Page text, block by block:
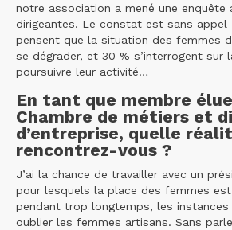
notre association a mené une enquête
dirigeantes. Le constat est sans appel
pensent que la situation des femmes
se dégrader, et 30 % s’interrogent sur
poursuivre leur activité…
En tant que membre
Chambre de métiers et
d’entreprise, quelle
rencontrez-vous ?
J’ai la chance de travailler avec un
pour lesquels la place des femmes est
pendant trop longtemps, les instances
oublier les femmes artisans. Sans